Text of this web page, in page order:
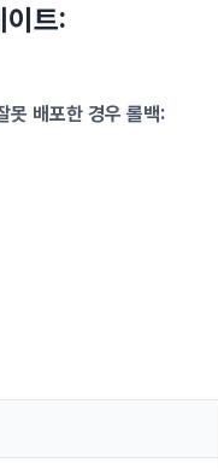
이트:
못 배포한 경우 롤백: